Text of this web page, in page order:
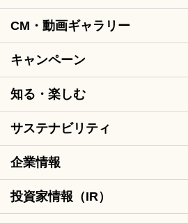
CM・動画ギャラリー
キャンペーン
知る・楽しむ
サステナビリティ
企業情報
投資家情報（IR）